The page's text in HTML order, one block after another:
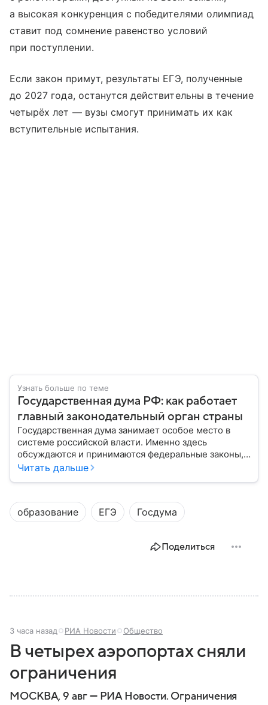
а высокая конкуренция с победителями олимпиад
ставит под сомнение равенство условий
при поступлении.
Если закон примут, результаты ЕГЭ, полученные
до 2027 года, останутся действительны в течение
четырёх лет — вузы смогут принимать их как
вступительные испытания.
Узнать больше по теме
Государственная дума РФ: как работает
главный законодательный орган страны
Государственная дума занимает особое место в
системе российской власти. Именно здесь
обсуждаются и принимаются федеральные законы,
определяющие развитие государства, экономики и
затрагивающие жизнь миллионов граждан.
Разбираемся, как устроена Госдума, какие
полномочия она имеет и как формируется ее
Читать дальше
образование ЕГЭ Госдума
Поделиться
3 часа назад РИА Новости Общество
В четырех аэропортах сняли
ограничения
МОСКВА, 9 авг — РИА Новости. Ограничения